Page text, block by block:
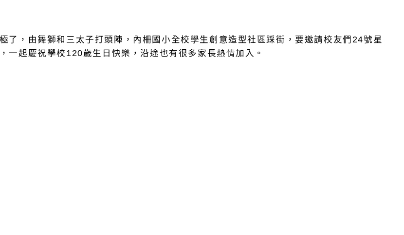
了，由舞獅和三太子打頭陣，內柵國小全校學生創意造型社區踩街，要邀請校友們24號星
一起慶祝學校120歲生日快樂，沿途也有很多家長熱情加入。